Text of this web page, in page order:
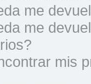
me
me
mis